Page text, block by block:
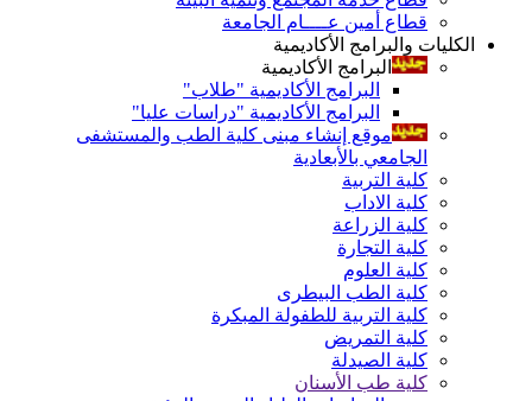
قطاع أمين عــــام الجامعة
الكليات والبرامج الأكاديمية
البرامج الأكاديمية
البرامج الأكاديمية "طلاب"
البرامج الأكاديمية "دراسات عليا"
موقع إنشاء مبنى كلية الطب والمستشفى
الجامعي بالأبعادية
كلية التربية
كلية الاداب
كلية الزراعة
كلية التجارة
كلية العلوم
كلية الطب البيطرى
كلية التربية للطفولة المبكرة
كلية التمريض
كلية الصيدلة
كلية طب الأسنان